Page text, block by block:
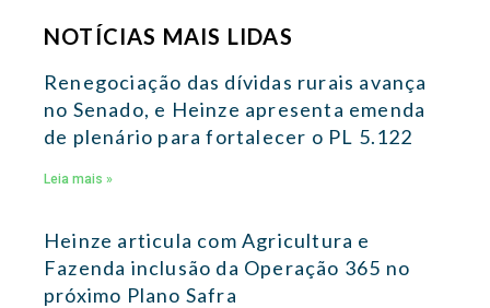
NOTÍCIAS MAIS LIDAS
Renegociação das dívidas rurais avança
no Senado, e Heinze apresenta emenda
de plenário para fortalecer o PL 5.122
Leia mais »
Heinze articula com Agricultura e
Fazenda inclusão da Operação 365 no
próximo Plano Safra